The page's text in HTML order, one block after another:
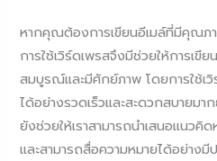
หากคุณต้องการเขียนอีเมล์ที่มีคุณภ
การใช้เวิร์ดเพรสจึงมีช่วยให้การเขี
สมบูรณ์และมีศักย์ภาพ โดยการใช้เวิ
ได้อย่างรวดเร็วและสะดวกสบายม
ยังช่วยให้เราสามารถนำเสนอแนว
และสามารถสื่อความหมายได้อย่างมี